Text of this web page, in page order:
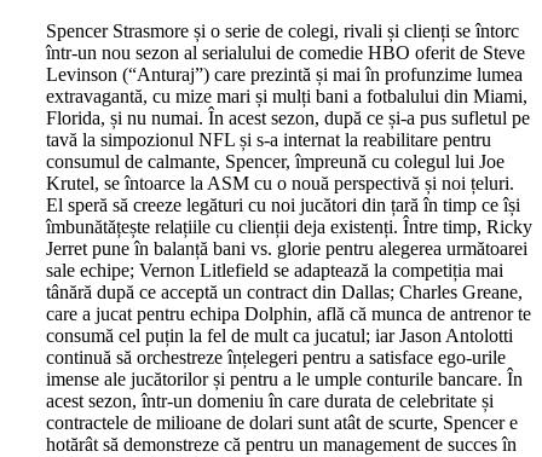
Spencer Strasmore și o serie de colegi, rivali și clienți se întorc
într-un nou sezon al serialului de comedie HBO oferit de Steve
Levinson (“Anturaj”) care prezintă și mai în profunzime lumea
extravagantă, cu mize mari și mulți bani a fotbalului din Miami,
Florida, și nu numai. În acest sezon, după ce și-a pus sufletul pe
tavă la simpozionul NFL și s-a internat la reabilitare pentru
consumul de calmante, Spencer, împreună cu colegul lui Joe
Krutel, se întoarce la ASM cu o nouă perspectivă și noi țeluri.
El speră să creeze legături cu noi jucători din țară în timp ce își
îmbunătățește relațiile cu clienții deja existenți. Între timp, Ricky
Jerret pune în balanță bani vs. glorie pentru alegerea următoarei
sale echipe; Vernon Litlefield se adaptează la competiția mai
tânără după ce acceptă un contract din Dallas; Charles Greane,
care a jucat pentru echipa Dolphin, află că munca de antrenor te
consumă cel puțin la fel de mult ca jucatul; iar Jason Antolotti
continuă să orchestreze înțelegeri pentru a satisface ego-urile
imense ale jucătorilor și pentru a le umple conturile bancare. În
acest sezon, într-un domeniu în care durata de celebritate și
contractele de milioane de dolari sunt atât de scurte, Spencer e
hotărât să demonstreze că pentru un management de succes în